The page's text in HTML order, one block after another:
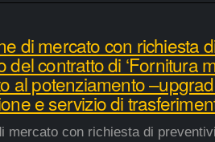
di mercato con richiesta
del contratto di ‘Fornitura
al potenziamento
e servizio di
mercato con richiesta di